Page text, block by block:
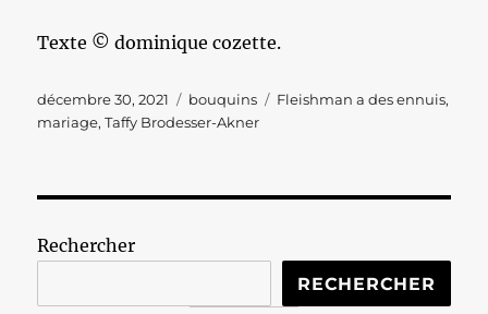
Texte © dominique cozette.
Publié
le
décembre 30, 2021 Catégories
bouquins Étiquettes
Fleishman a des ennuis,
mariage,Taffy Brodesser-Akner
Rechercher
RECHERCHER